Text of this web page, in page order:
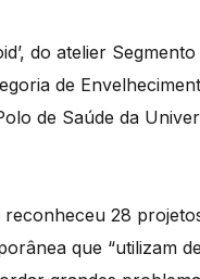
do atelier
de
de Saúde da
reconheceu 28
que “utilizam